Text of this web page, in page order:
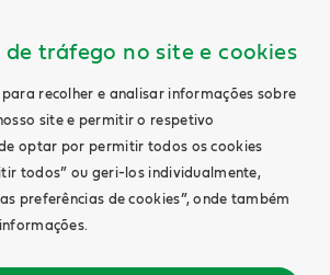
de tráfego no site e cookies
recolher e analisar informações sobre
site e permitir o respetivo
optar por permitir todos os cookies
todos” ou geri-los individualmente,
preferências de cookies”, onde também